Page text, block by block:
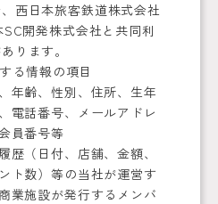
西日本旅客鉄道株式会社
開発株式会社と共同利
ります。
る情報の項目
年齢、性別、住所、生年
電話番号、メールアドレ
員番号等
歴（日付、店舗、金額、
ト数）等の当社が運営す
業施設が発行するメンバ